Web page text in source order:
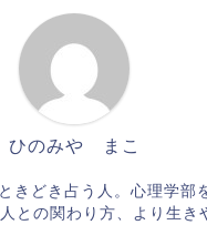
ひのみや まこ
きどき占う人。心理学部
との関わり方、より生き